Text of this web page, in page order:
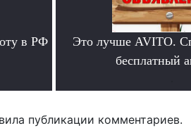
в РФ
Это лучше AVITO.
бесплатный
публикации комментариев.